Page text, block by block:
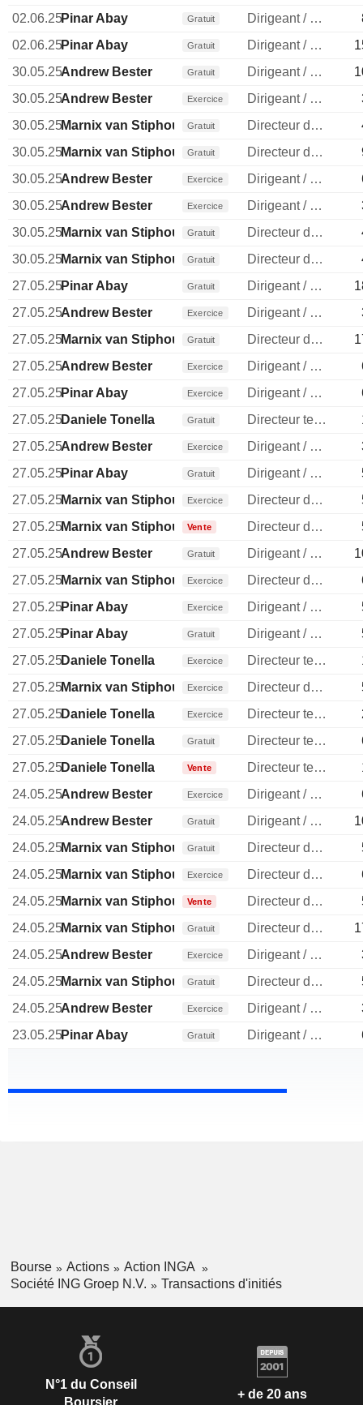
02.06.25Pinar Abay Gratuit Dirigeant / cadre principal
02.06.25Pinar Abay Gratuit Dirigeant / cadre principal
30.05.25Andrew Bester Gratuit Dirigeant / cadre principal
30.05.25Andrew Bester Exercice Dirigeant / cadre principal
30.05.25Marnix van Stiphout Gratuit Directeur des operations
30.05.25Marnix van Stiphout Gratuit Directeur des operations
30.05.25Andrew Bester Exercice Dirigeant / cadre principal
30.05.25Andrew Bester Exercice Dirigeant / cadre principal
30.05.25Marnix van Stiphout Gratuit Directeur des operations
30.05.25Marnix van Stiphout Gratuit Directeur des operations
27.05.25Pinar Abay Gratuit Dirigeant / cadre principal
27.05.25Andrew Bester Exercice Dirigeant / cadre principal
27.05.25Marnix van Stiphout Gratuit Directeur des operations
27.05.25Andrew Bester Exercice Dirigeant / cadre principal
27.05.25Pinar Abay Exercice Dirigeant / cadre principal
27.05.25Daniele Tonella Gratuit Directeur technique
27.05.25Andrew Bester Exercice Dirigeant / cadre principal
27.05.25Pinar Abay Gratuit Dirigeant / cadre principal
27.05.25Marnix van Stiphout Exercice Directeur des operations
27.05.25Marnix van Stiphout Vente Directeur des operations
27.05.25Andrew Bester Gratuit Dirigeant / cadre principal
27.05.25Marnix van Stiphout Exercice Directeur des operations
27.05.25Pinar Abay Exercice Dirigeant / cadre principal
27.05.25Pinar Abay Gratuit Dirigeant / cadre principal
27.05.25Daniele Tonella Exercice Directeur technique
27.05.25Marnix van Stiphout Exercice Directeur des operations
27.05.25Daniele Tonella Exercice Directeur technique
27.05.25Daniele Tonella Gratuit Directeur technique
27.05.25Daniele Tonella Vente Directeur technique
24.05.25Andrew Bester Exercice Dirigeant / cadre principal
24.05.25Andrew Bester Gratuit Dirigeant / cadre principal
24.05.25Marnix van Stiphout Gratuit Directeur des operations
24.05.25Marnix van Stiphout Exercice Directeur des operations
24.05.25Marnix van Stiphout Vente Directeur des operations
24.05.25Marnix van Stiphout Gratuit Directeur des operations
24.05.25Andrew Bester Exercice Dirigeant / cadre principal
24.05.25Marnix van Stiphout Gratuit Directeur des operations
24.05.25Andrew Bester Exercice Dirigeant / cadre principal
23.05.25Pinar Abay Gratuit Dirigeant / cadre principal
Bourse Actions
Action INGA
Société ING Groep N.V.
Transactions d'initiés
N°1 du Conseil
Boursier
+ de 20 ans